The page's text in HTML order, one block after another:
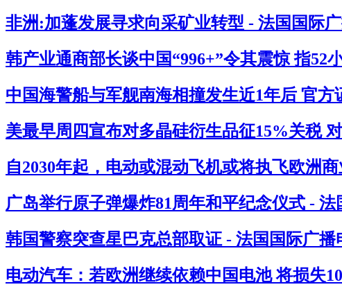
非洲:加蓬发展寻求向采矿业转型 - 法国国际
韩产业通商部长谈中国“996+”令其震惊 指52
中国海警船与军舰南海相撞发生近1年后 官
美最早周四宣布对多晶硅衍生品征15%关税
自2030年起，电动或混动飞机或将执飞欧洲
广岛举行原子弹爆炸81周年和平纪念仪式 -
韩国警察突查星巴克总部取证 - 法国国际广播
电动汽车：若欧洲继续依赖中国电池 将损失